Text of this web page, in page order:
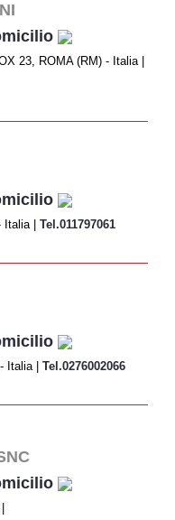
23, ROMA (RM) - Italia |
| Tel.011797061
Italia | Tel.0276002066